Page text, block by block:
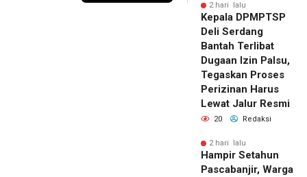
2 hari lalu
Kepala DPMPTSP
Deli Serdang
Bantah Terlibat
Dugaan Izin Palsu,
Tegaskan Proses
Perizinan Harus
Lewat Jalur Resmi
20 Redaksi
2 hari lalu
Hampir Setahun
Pascabanjir, Warga